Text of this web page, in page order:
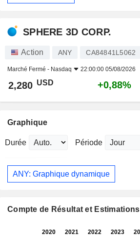
SPHERE 3D CORP.
Action ANY CA84841L5062
Marché Fermé - Nasdaq 22:00:00 05/08/2026
2,280 USD +0,88%
Graphique
Durée Période
ANY: Graphique dynamique
Compte de Résultat et Estimations